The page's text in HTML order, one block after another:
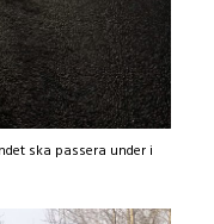
ska passera under i